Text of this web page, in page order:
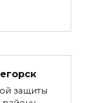
защиты